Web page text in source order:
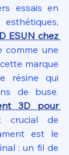
essais en
ESUN chez
comme une
marque
résine qui
de buse.
3D pour
de
est le
: un fil de